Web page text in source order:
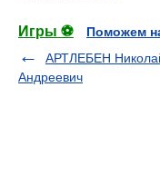
Игры ⚽
Поможем
АРТЛЕБЕН
Андреевич